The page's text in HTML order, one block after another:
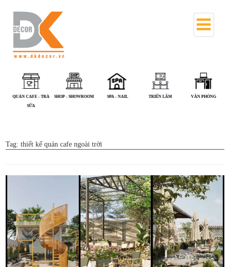
QUÁN CAFE - TRÀ
SHOP - SHOWROOM SPA - NAIL TRIỂN LÃM VĂN PHÒNG
Tag:thiết kế quán cafe ngoài trời